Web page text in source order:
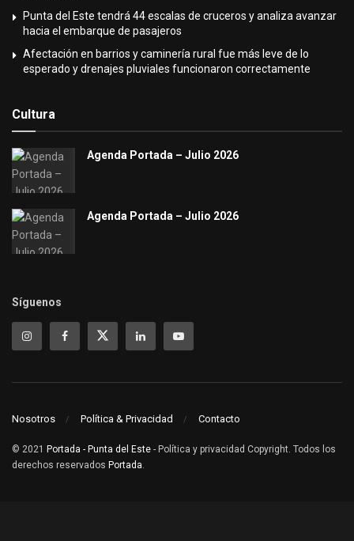
Punta del Este tendrá 44 escalas de cruceros y analiza avanzar
hacia el embarque de pasajeros
Afectación en barrios y caminería rural fue más leve de lo
esperado y drenajes pluviales funcionaron correctamente
Cultura
Agenda Portada – Julio 2026
Agenda Portada – Julio 2026
Síguenos
Nosotros Política & Privacidad Contacto
© 2021 Portada - Punta del Este - Política y privacidad Copyright. Todos los
derechos reservados Portada